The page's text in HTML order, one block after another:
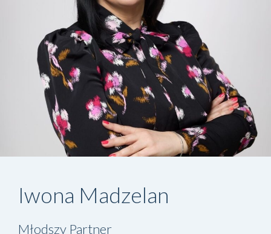
Iwona Madzelan
Młodszy Partner